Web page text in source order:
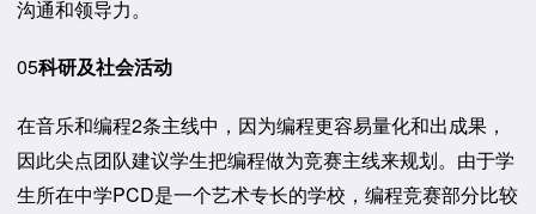
沟通和领导力。
05科研及社会活动
在音乐和编程2条主线中，因为编程更容易量化和出成果，
因此尖点团队建议学生把编程做为竞赛主线来规划。由于学
生所在中学PCD是一个艺术专长的学校，编程竞赛部分比较